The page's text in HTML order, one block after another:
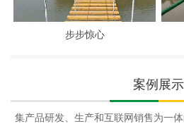
步步惊心
案例展示
集产品研发、生产和互联网销售为一